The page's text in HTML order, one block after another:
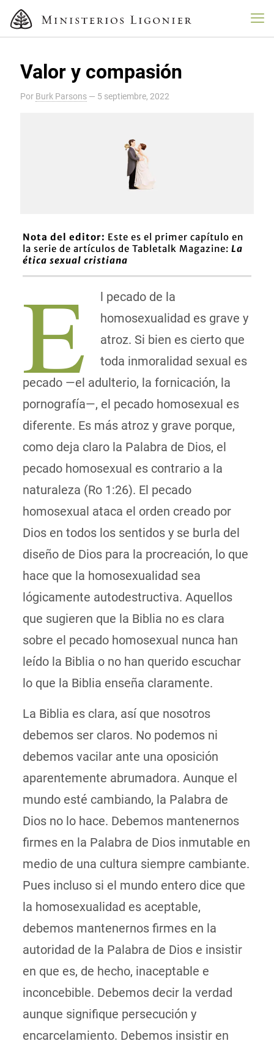
Valor y compasión
Por Burk Parsons — 5 septiembre, 2022
Nota del editor: Este es el primer capítulo en
la serie de artículos de Tabletalk Magazine: La
ética sexual cristiana
E
l pecado de la
homosexualidad es grave y
atroz. Si bien es cierto que
toda inmoralidad sexual es
pecado —el adulterio, la fornicación, la
pornografía—, el pecado homosexual es
diferente. Es más atroz y grave porque,
como deja claro la Palabra de Dios, el
pecado homosexual es contrario a la
naturaleza (Ro 1:26). El pecado
homosexual ataca el orden creado por
Dios en todos los sentidos y se burla del
diseño de Dios para la procreación, lo que
hace que la homosexualidad sea
lógicamente autodestructiva. Aquellos
que sugieren que la Biblia no es clara
sobre el pecado homosexual nunca han
leído la Biblia o no han querido escuchar
lo que la Biblia enseña claramente.
La Biblia es clara, así que nosotros
debemos ser claros. No podemos ni
debemos vacilar ante una oposición
aparentemente abrumadora. Aunque el
mundo esté cambiando, la Palabra de
Dios no lo hace. Debemos mantenernos
firmes en la Palabra de Dios inmutable en
medio de una cultura siempre cambiante.
Pues incluso si el mundo entero dice que
la homosexualidad es aceptable,
debemos mantenernos firmes en la
autoridad de la Palabra de Dios e insistir
en que es, de hecho, inaceptable e
inconcebible. Debemos decir la verdad
aunque signifique persecución y
encarcelamiento. Debemos insistir en